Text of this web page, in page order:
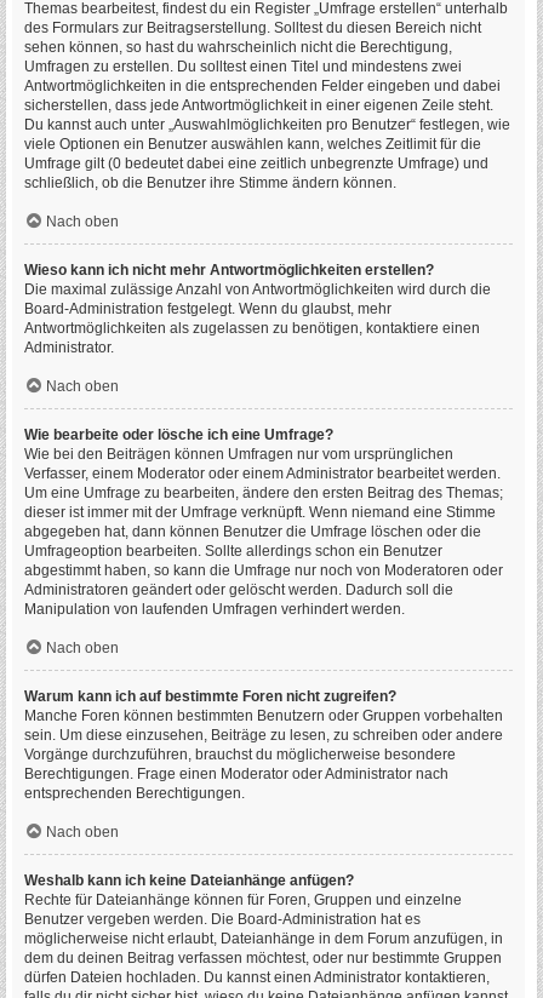
Themas bearbeitest, findest du ein Register „Umfrage erstellen“ unterhalb
des Formulars zur Beitragserstellung. Solltest du diesen Bereich nicht
sehen können, so hast du wahrscheinlich nicht die Berechtigung,
Umfragen zu erstellen. Du solltest einen Titel und mindestens zwei
Antwortmöglichkeiten in die entsprechenden Felder eingeben und dabei
sicherstellen, dass jede Antwortmöglichkeit in einer eigenen Zeile steht.
Du kannst auch unter „Auswahlmöglichkeiten pro Benutzer“ festlegen, wie
viele Optionen ein Benutzer auswählen kann, welches Zeitlimit für die
Umfrage gilt (0 bedeutet dabei eine zeitlich unbegrenzte Umfrage) und
schließlich, ob die Benutzer ihre Stimme ändern können.
Nach oben
Wieso kann ich nicht mehr Antwortmöglichkeiten erstellen?
Die maximal zulässige Anzahl von Antwortmöglichkeiten wird durch die
Board-Administration festgelegt. Wenn du glaubst, mehr
Antwortmöglichkeiten als zugelassen zu benötigen, kontaktiere einen
Administrator.
Nach oben
Wie bearbeite oder lösche ich eine Umfrage?
Wie bei den Beiträgen können Umfragen nur vom ursprünglichen
Verfasser, einem Moderator oder einem Administrator bearbeitet werden.
Um eine Umfrage zu bearbeiten, ändere den ersten Beitrag des Themas;
dieser ist immer mit der Umfrage verknüpft. Wenn niemand eine Stimme
abgegeben hat, dann können Benutzer die Umfrage löschen oder die
Umfrageoption bearbeiten. Sollte allerdings schon ein Benutzer
abgestimmt haben, so kann die Umfrage nur noch von Moderatoren oder
Administratoren geändert oder gelöscht werden. Dadurch soll die
Manipulation von laufenden Umfragen verhindert werden.
Nach oben
Warum kann ich auf bestimmte Foren nicht zugreifen?
Manche Foren können bestimmten Benutzern oder Gruppen vorbehalten
sein. Um diese einzusehen, Beiträge zu lesen, zu schreiben oder andere
Vorgänge durchzuführen, brauchst du möglicherweise besondere
Berechtigungen. Frage einen Moderator oder Administrator nach
entsprechenden Berechtigungen.
Nach oben
Weshalb kann ich keine Dateianhänge anfügen?
Rechte für Dateianhänge können für Foren, Gruppen und einzelne
Benutzer vergeben werden. Die Board-Administration hat es
möglicherweise nicht erlaubt, Dateianhänge in dem Forum anzufügen, in
dem du deinen Beitrag verfassen möchtest, oder nur bestimmte Gruppen
dürfen Dateien hochladen. Du kannst einen Administrator kontaktieren,